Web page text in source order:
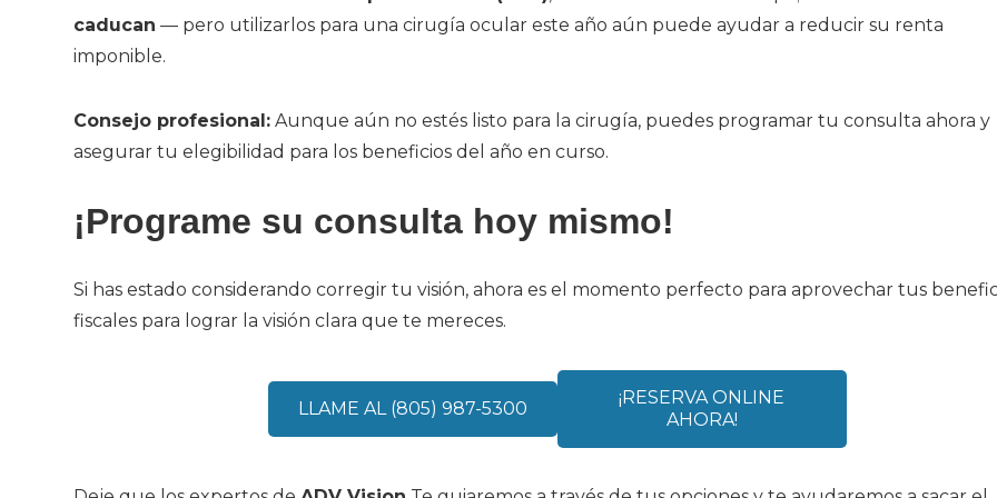
caducan — pero utilizarlos para una cirugía ocular este año aún puede ayudar a reducir su renta
imponible.
Consejo profesional:Aunque aún no estés listo para la cirugía, puedes programar tu consulta ahora y
asegurar tu elegibilidad para los beneficios del año en curso.
¡Programe su consulta hoy mismo!
Si has estado considerando corregir tu visión, ahora es el momento perfecto para aprovechar tus
fiscales para lograr la visión clara que te mereces.
LLAME AL (805) 987-5300
¡RESERVA ONLINE
AHORA!